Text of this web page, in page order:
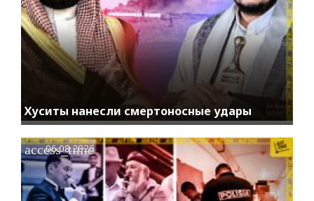
Хуситы нанесли смертоносные удары
access_time
06.08.2026